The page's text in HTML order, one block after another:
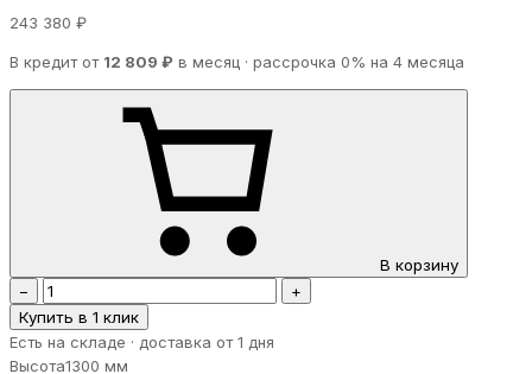
243 380 ₽
В кредит от 12 809 ₽ в месяц · рассрочка 0% на 4 месяца
В корзину
−
+
Купить в 1 клик
Есть на складе · доставка от 1 дня
Высота1300 мм